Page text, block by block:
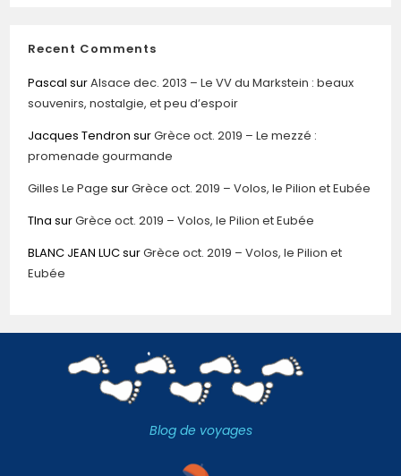
Recent Comments
Pascal surAlsace dec. 2013 – Le VV du Markstein : beaux
souvenirs, nostalgie, et peu d’espoir
Jacques Tendron surGrèce oct. 2019 – Le mezzé :
promenade gourmande
Gilles Le Page surGrèce oct. 2019 – Volos, le Pilion et Eubée
TIna surGrèce oct. 2019 – Volos, le Pilion et Eubée
BLANC JEAN LUCsurGrèce oct. 2019 – Volos, le Pilion et
Eubée
Blog de voyages